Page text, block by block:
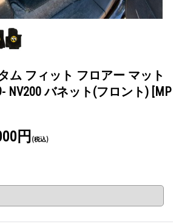
タム フィット フロアー マット
NV200 バネット(フロント) [MP
円 (税込)